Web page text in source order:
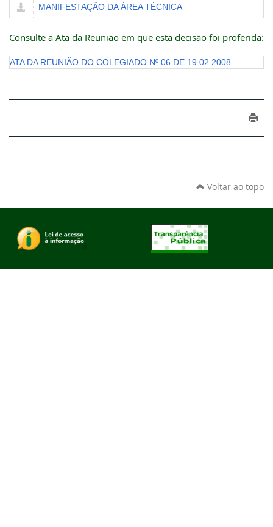
MANIFESTAÇÃO DA ÁREA TÉCNICA
Consulte a Ata da Reunião em que esta decisão foi proferida:
ATA DA REUNIÃO DO COLEGIADO Nº 06 DE 19.02.2008
Voltar ao topo